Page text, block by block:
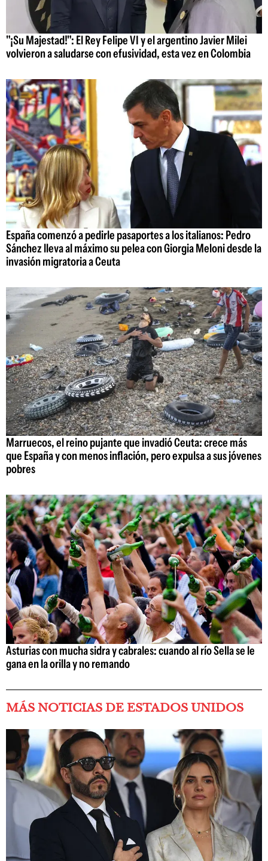
"¡Su Majestad!": El Rey Felipe VI y el argentino Javier Milei
volvieron a saludarse con efusividad, esta vez en Colombia
España comenzó a pedirle pasaportes a los italianos: Pedro
Sánchez lleva al máximo su pelea con Giorgia Meloni desde la
invasión migratoria a Ceuta
Marruecos, el reino pujante que invadió Ceuta: crece más
que España y con menos inflación, pero expulsa a sus jóvenes
pobres
Asturias con mucha sidra y cabrales: cuando al río Sella se le
gana en la orilla y no remando
MÁS NOTICIAS DE ESTADOS UNIDOS